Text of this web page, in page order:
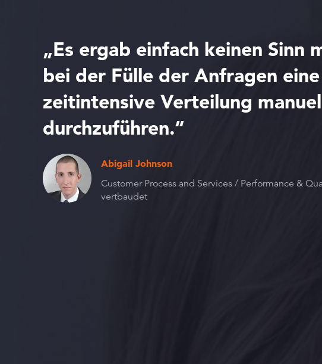
„Es ergab einfach keinen Sinn
bei der Fülle der Anfragen eine
zeitintensive Verteilung
durchzuführen.“
Abigail Johnson
Customer Process and Services / Performance &
vertbaudet